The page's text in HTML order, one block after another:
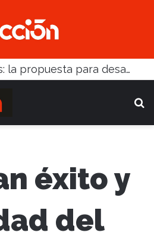
Juvenil: Balcarce arrancó 1-0, pero Madariaga lo dio vuelta
éxito y
del